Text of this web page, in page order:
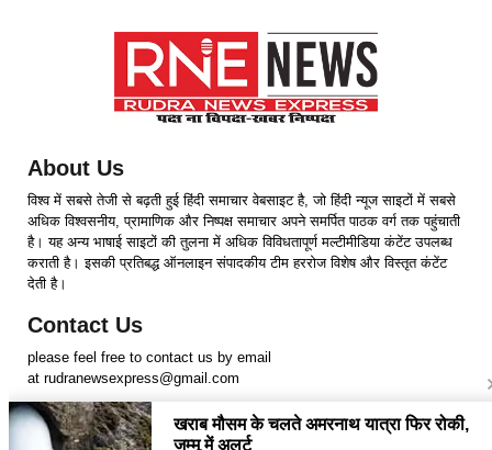
About Us
विश्व में सबसे तेजी से बढ़ती हुई हिंदी समाचार वेबसाइट है, जो हिंदी न्यूज साइटों में सबसे
अधिक विश्वसनीय, प्रामाणिक और निष्पक्ष समाचार अपने समर्पित पाठक वर्ग तक पहुंचाती
है। यह अन्य भाषाई साइटों की तुलना में अधिक विविधतापूर्ण मल्टीमीडिया कंटेंट उपलब्ध
कराती है। इसकी प्रतिबद्ध ऑनलाइन संपादकीय टीम हररोज विशेष और विस्तृत कंटेंट
देती है।
Contact Us
please feel free to contact us by email
at rudranewsexpress@gmail.com
Follow Us